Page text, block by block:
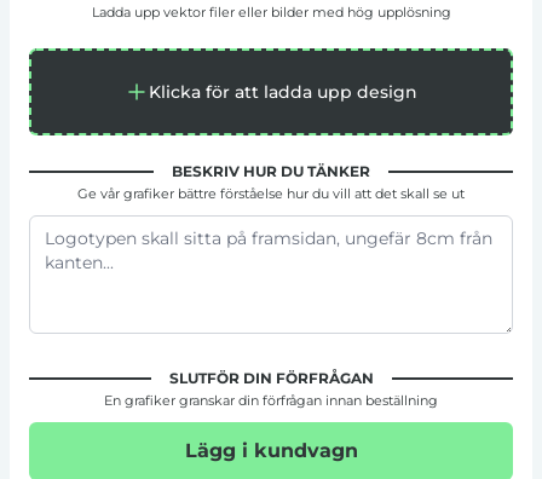
Ladda upp vektor filer eller bilder med hög upplösning
Klicka för att ladda upp design
BESKRIV HUR DU TÄNKER
Ge vår grafiker bättre förståelse hur du vill att det skall se ut
SLUTFÖR DIN FÖRFRÅGAN
En grafiker granskar din förfrågan innan beställning
Lägg i kundvagn